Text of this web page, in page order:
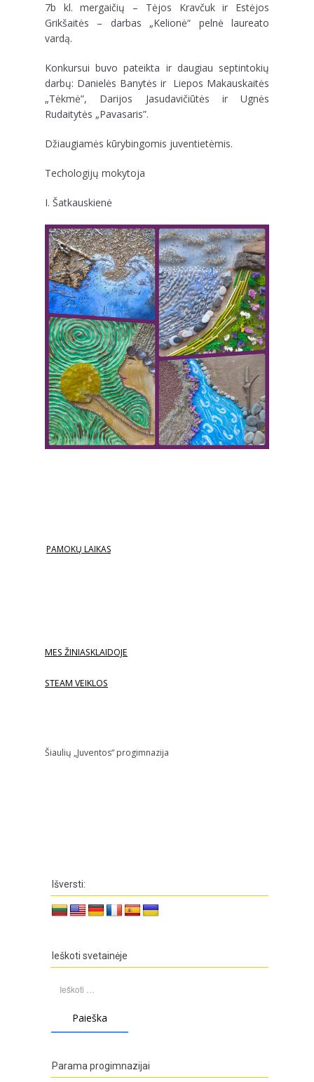
7b kl. mergaičių – Tėjos Kravčuk ir Estėjos
Grikšaitės – darbas „Kelionė“ pelnė laureato
vardą.
Konkursui buvo pateikta ir daugiau septintokių
darbų: Danielės Banytės ir Liepos Makauskaitės
„Tėkmė”, Darijos Jasudavičiūtės ir Ugnės
Rudaitytės „Pavasaris”.
Džiaugiamės kūrybingomis juventietėmis.
Techologijų mokytoja
I. Šatkauskienė
PAMOKŲ LAIKAS
MES ŽINIASKLAIDOJE
STEAM VEIKLOS
Šiaulių „Juventos“ progimnazija
Išversti:
Ieškoti svetainėje
Parama progimnazijai